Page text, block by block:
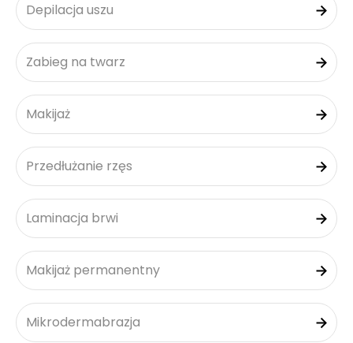
Depilacja uszu
Zabieg na twarz
Makijaż
Przedłużanie rzęs
Laminacja brwi
Makijaż permanentny
Mikrodermabrazja